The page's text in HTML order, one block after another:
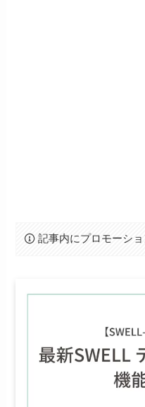
記事内にプロモーシ